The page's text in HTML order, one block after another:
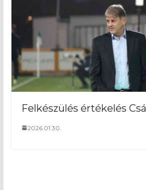
Felkészülés értékelés
2026.01.30.